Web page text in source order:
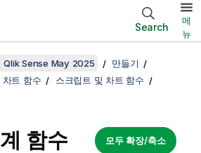
Search
메
뉴
Qlik Sense May 2025
만들기
차트 함수
스크립트 및 차트 함수
모두 확장/축소
함수